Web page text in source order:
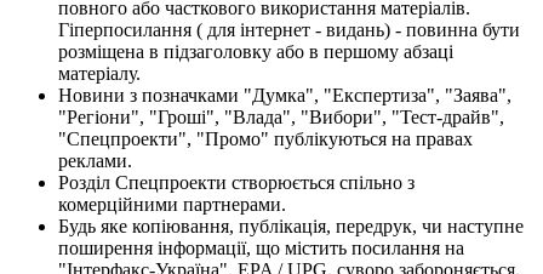
повного або часткового використання матеріалів.
Гіперпосилання ( для інтернет - видань) - повинна бути
розміщена в підзаголовку або в першому абзаці
матеріалу.
Новини з позначками "Думка", "Експертиза", "Заява",
"Регіони", "Гроші", "Влада", "Вибори", "Тест-драйв",
"Спецпроекти", "Промо" публікуються на правах
реклами.
Розділ Спецпроекти створюється спільно з
комерційними партнерами.
Будь яке копіювання, публікація, передрук, чи наступне
поширення інформації, що містить посилання на
"Інтерфакс-Україна", EPA / UPG, суворо забороняється.